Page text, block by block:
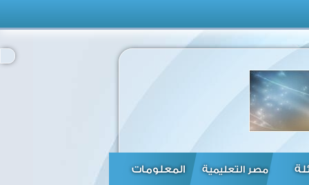
مصر التعليمية المعلومات